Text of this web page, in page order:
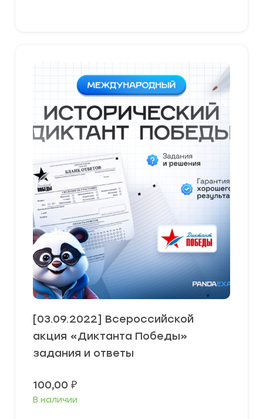
[03.09.2022] Всероссийской
акция «Диктанта Победы»
задания и ответы
100,00 ₽
В наличии